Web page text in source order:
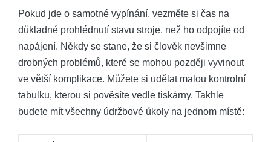
Pokud jde o samotné vypínání, vezměte si čas na
důkladné prohlédnutí stavu stroje, než ho odpojíte od
napájení. Někdy se stane, že si člověk nevšimne
drobných problémů, které se mohou později vyvinout
ve větší komplikace. Můžete si udělat malou kontrolní
tabulku, kterou si pověsíte vedle tiskárny. Takhle
budete mít všechny údržbové úkoly na jednom místě: